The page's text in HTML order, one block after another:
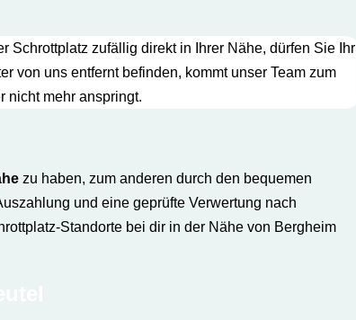
Schrottplatz zufällig direkt in Ihrer Nähe, dürfen Sie Ihr
von uns entfernt befinden, kommt unser Team zum
nicht mehr anspringt.
zu haben, zum anderen durch den bequemen
und eine geprüfte Verwertung nach
Standorte bei dir in der Nähe von Bergheim